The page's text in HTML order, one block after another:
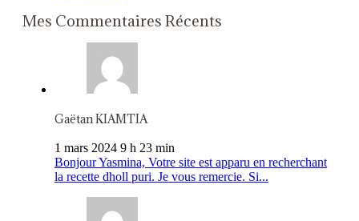
Mes Commentaires Récents
Gaëtan KIAMTIA
1 mars 2024 9 h 23 min
Bonjour Yasmina, Votre site est apparu en recherchant
la recette dholl puri. Je vous remercie. Si...